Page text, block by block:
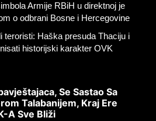
Armije RBiH u direktnoj je
o odbrani Bosne i Hercegovine
teroristi: Haška presuda Thaciju i
historijski karakter OVK
Se Sastao Sa
Talabanijem, Kraj Ere
A Sve Bliži